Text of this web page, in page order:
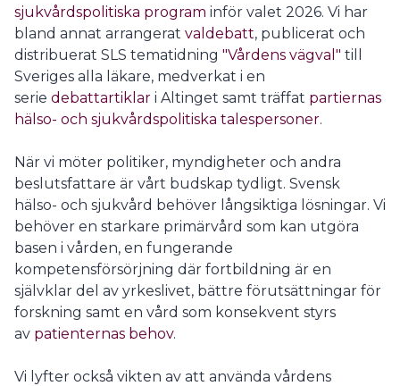
sjukvårdspolitiska program inför valet 2026. Vi har
bland annat arrangerat valdebatt, publicerat och
distribuerat SLS tematidning "Vårdens vägval" till
Sveriges alla läkare, medverkat i en
serie debattartiklar i Altinget samt träffat partiernas
hälso- och sjukvårdspolitiska talespersoner.
När vi möter politiker, myndigheter och andra
beslutsfattare är vårt budskap tydligt. Svensk
hälso- och sjukvård behöver långsiktiga lösningar. Vi
behöver en starkare primärvård som kan utgöra
basen i vården, en fungerande
kompetensförsörjning där fortbildning är en
självklar del av yrkeslivet, bättre förutsättningar för
forskning samt en vård som konsekvent styrs
av patienternas behov.
Vi lyfter också vikten av att använda vårdens